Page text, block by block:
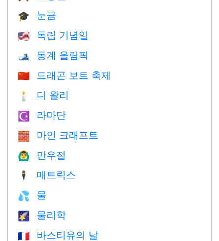
🎓 눈금
🇺🇸 독립 기념일
🎿 동계 올림픽
🇨🇳 드래곤 보트 축제
🕯 디 왈리
☪️ 라마단
🧱 마인 크래프트
🙆‍♂️ 만우절
🕴️ 매트릭스
💦 물
🌠 물리학
🇫🇷 바스티유의 날